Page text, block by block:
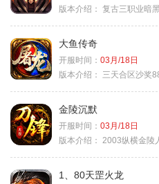
版本介绍： 复古三职业暗
大鱼传奇
开服时间： 03月/18日
版本介绍：
三天合区沙奖
金陵沉默
开服时间： 03月/18日
版本介绍： 2003纵横金陵人
1、80天罡火龙